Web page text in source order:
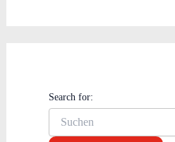
Search for: